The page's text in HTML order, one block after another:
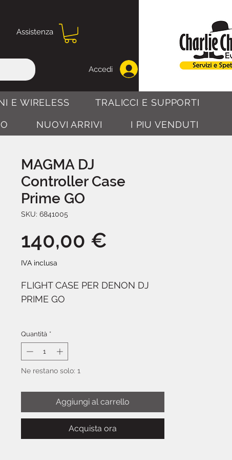
Assistenza
Accedi
E WIRELESS TRALICCI E SUPPORTI
NUOVI ARRIVI I PIU VENDUTI
MAGMA DJ
Controller Case
Prime GO
SKU: 6841005
140,00 €
IVA inclusa
FLIGHT CASE PER DENON DJ
PRIME GO
nuovo Denon Prime Go.
Realizzato in compensato
laminato vinilico da 6mm,
chiusure a farfalla per impieghi
gravosi, questo case offre la
massima protezione per l'uso in
viaggio.
Quantità *
Ne restano solo: 1
Aggiungi al carrello
Acquista ora